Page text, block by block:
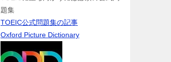
題集
TOEIC公式問題集の記事
Oxford Picture Dictionary